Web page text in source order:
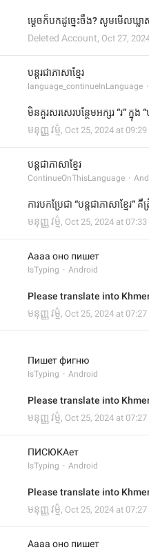
ម្ដេចក៏បកដូច្នេះចឹង? សូមមើលឃ្លា
Deleted Account, Oct 27,
បន្តរជាភាសាខ្មែរ
language_continueInLanguage
មិនគួរសរសេរបន្ថែមអក្សរ “រ” ក្នុង
មនុញ្ញ វម្ម៌, Oct 25, 2024 at 09:29
បន្តជាភាសាខ្មែរ
ContinueOnThisLanguage
ការបកប្រែជា “បន្តជាភាសាខ្មែរ” គឺ
មនុញ្ញ វម្ម៌, Oct 25, 2024 at 07:33
Аааа оно пишет
IsTyping Android
Please translate into
មនុញ្ញ វម្ម៌, Oct 25, 2024 at 07:27
Пишет фигню
IsTyping Android
Please translate into
មនុញ្ញ វម្ម៌, Oct 25, 2024 at 07:27
ПИСЮКАет
IsTyping Android
Please translate into
មនុញ្ញ វម្ម៌, Oct 25, 2024 at 07:27
Аааа оно пишет